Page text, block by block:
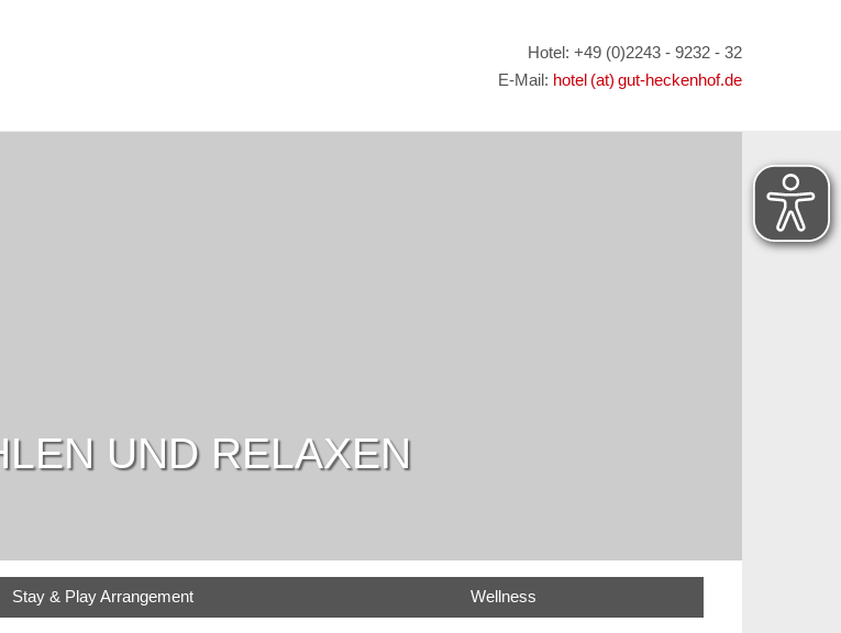
Hotel: +49 (0)2243 - 9232 - 32
E-Mail: hotel (at) gut-heckenhof.de
UND RELAXEN
Stay & Play Arrangement Wellness